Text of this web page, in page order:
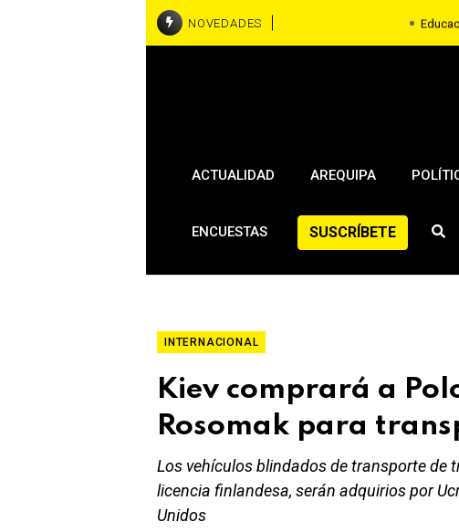
NOVEDADES
Muere Jorge Messi,
ACTUALIDAD AREQUIPA
ENCUESTAS SUSCRÍBETE
INTERNACIONAL
Kiev comprará a
Rosomak para
Los vehículos blindados de transporte de
licencia finlandesa, serán adquirios por
Unidos